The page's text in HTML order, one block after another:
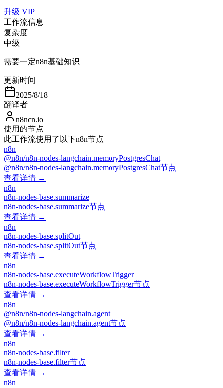
升级 VIP
工作流信息
复杂度
中级
需要一定n8n基础知识
更新时间
2025/8/18
翻译者
n8ncn.io
使用的节点
此工作流使用了以下n8n节点
n8n
@n8n/n8n-nodes-langchain.memoryPostgresChat
@n8n/n8n-nodes-langchain.memoryPostgresChat节点
查看详情 →
n8n
n8n-nodes-base.summarize
n8n-nodes-base.summarize节点
查看详情 →
n8n
n8n-nodes-base.splitOut
n8n-nodes-base.splitOut节点
查看详情 →
n8n
n8n-nodes-base.executeWorkflowTrigger
n8n-nodes-base.executeWorkflowTrigger节点
查看详情 →
n8n
@n8n/n8n-nodes-langchain.agent
@n8n/n8n-nodes-langchain.agent节点
查看详情 →
n8n
n8n-nodes-base.filter
n8n-nodes-base.filter节点
查看详情 →
n8n